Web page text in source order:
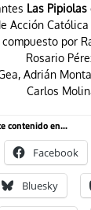
Las Pipiolas
Acción Católica
por
Rosario
Adrián
Carlos
contenido en...
Facebook
Bluesky